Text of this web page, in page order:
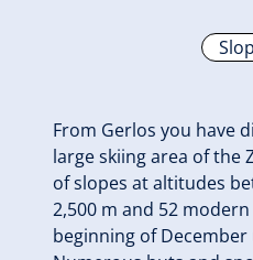
From Gerlos you have
large skiing area of the
of slopes at altitudes
2,500 m and 52
beginning of December